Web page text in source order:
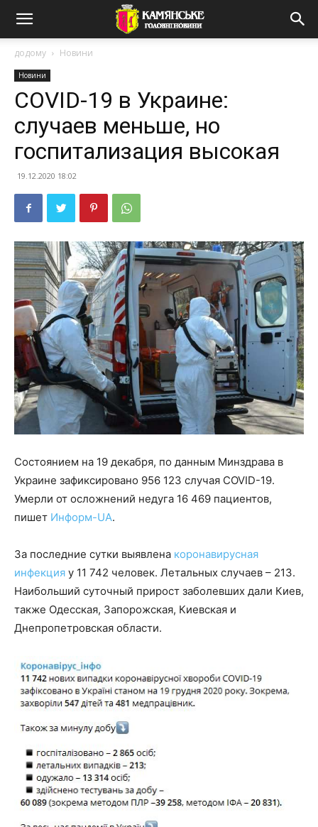
додому Новини
Новини
COVID-19 в Украине:
случаев меньше, но
госпитализация высокая
19.12.2020 18:02
Состоянием на 19 декабря, по данным Минздрава в
Украине зафиксировано 956 123 случая COVID-19.
Умерли от осложнений недуга 16 469 пациентов,
пишет Информ-UA.
За последние сутки выявлена коронавирусная
инфекция у 11 742 человек. Летальных случаев – 213.
Наибольший суточный прирост заболевших дали Киев,
также Одесская, Запорожская, Киевская и
Днепропетровская области.